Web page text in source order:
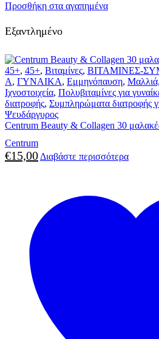
Προσθήκη στα αγαπημένα
Εξαντλημένο
45+, 45+, Βιταμίνες, ΒΙΤΑΜΙΝΕΣ-
A, ΓΥΝΑΙΚΑ, Εμμηνόπαυση,
Ιχνοστοιχεία, Πολυβιταμίνες για
διατροφής, Συμπληρώματα διατροφής
Ψευδάργυρος
Centrum Beauty & Collagen 30
Centrum
€15,00Διαβάστε περισσότερα